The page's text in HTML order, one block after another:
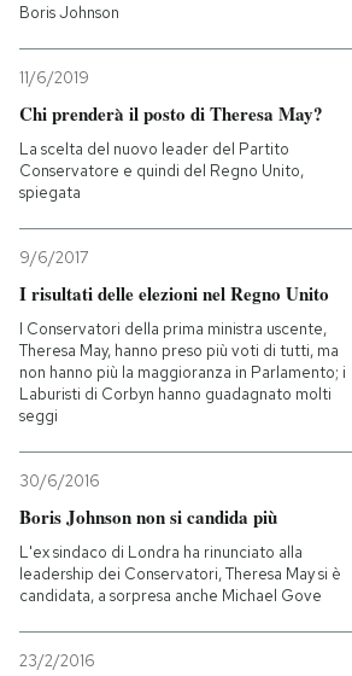
Boris Johnson
11/6/2019
Chi prenderà il posto di Theresa May?
La scelta del nuovo leader del Partito
Conservatore e quindi del Regno Unito,
spiegata
9/6/2017
I risultati delle elezioni nel Regno Unito
I Conservatori della prima ministra uscente,
Theresa May, hanno preso più voti di tutti, ma
non hanno più la maggioranza in Parlamento; i
Laburisti di Corbyn hanno guadagnato molti
seggi
30/6/2016
Boris Johnson non si candida più
L'ex sindaco di Londra ha rinunciato alla
leadership dei Conservatori, Theresa May si è
candidata, a sorpresa anche Michael Gove
23/2/2016